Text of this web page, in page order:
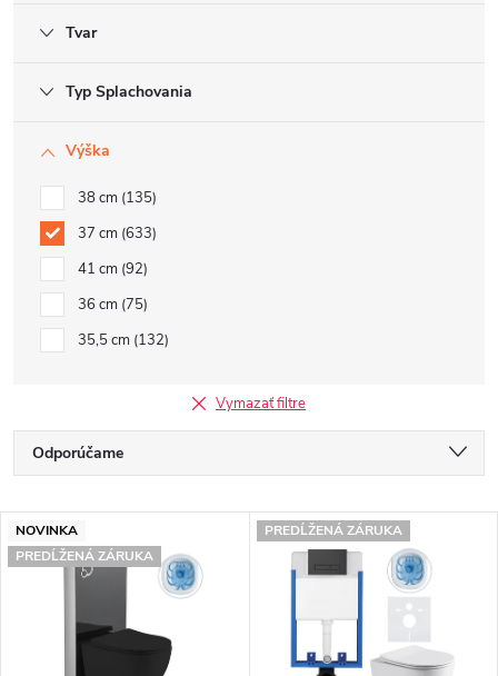
Tvar
Typ Splachovania
Výška
38 cm 135
37 cm 633
41 cm 92
36 cm 75
35,5 cm 132
Vymazať filtre
R
d
e
Odporúčame
Najdrahšie
Abecedne
V
ý
NOVINKA
PREDĹŽENÁ ZÁRUKA
PREDĹŽENÁ ZÁRUKA